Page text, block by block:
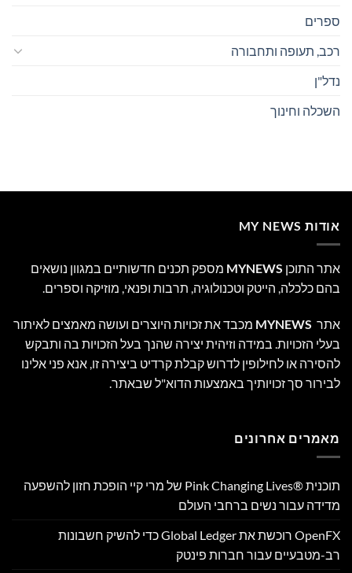
ספרים
רכב, תעופה ותחבורה
נדל"ן
השכלה וחינוך
אודות MY NEWS
אתר התוכן MYNEWS מספק תכנים חדשותיים במגוון נושאים
בהם כלכלה, הייטק וטכנולוגיה, תרבות ופנאי, מוזיקה וספרים.
אתר MYNEWS מכבד את זכויות היוצרים ועושה מאמצים לאיתור
בעלי הזכויות. במידה וזיהית יצירה שהנך בעל הזכויות בה ותבקש
להסירה או לחילופין לדרוש קבלת קרדיט ביצירה זו, אנא פני אלינו
לבירור סך זכויותיך באמצעות הדוא"ל שבאתר.
מאמרים אחרונים
תוכנית Pink Changing Lives®‎ של מרי קיי הופכת חזון להשפעה
מדידה עבור נשים ברחבי העולם
OpenFX רוכשת את Global Ledger כדי להשיק חשבונות
רב-מטבעיים עבור חברות פינטק